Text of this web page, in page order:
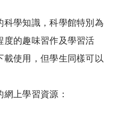
科學知識，科學館特別為
度的趣味習作及學習活
載使用，但學生同樣可以
上學習資源：